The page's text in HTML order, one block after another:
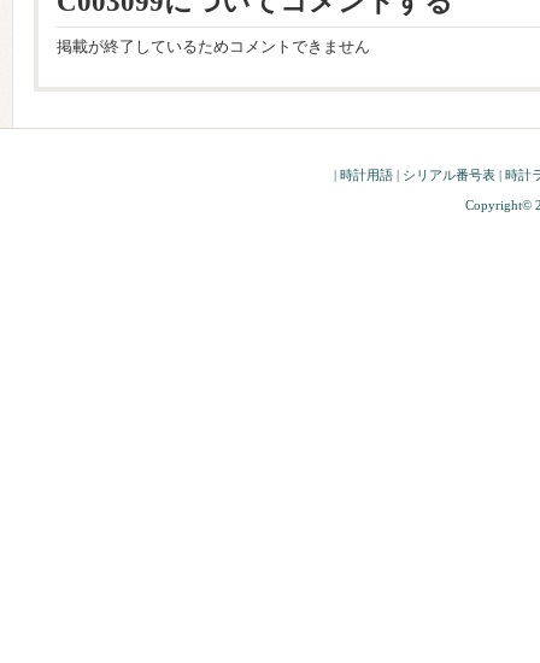
掲載が終了しているためコメントできません
| 時計用語 | シリアル番号表 | 時計
Copyright©